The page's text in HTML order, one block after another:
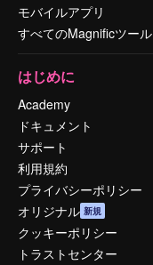
モバイルアプリ
すべてのMagnificツール
はじめに
Academy
ドキュメント
サポート
利用規約
プライバシーポリシー
オリジナル 新規
クッキーポリシー
トラストセンター